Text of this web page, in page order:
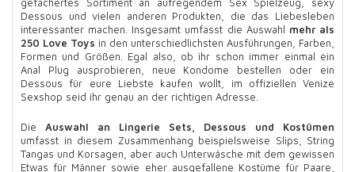
Dessous und vielen anderen Produkten, die das Liebesleben
interessanter machen. Insgesamt umfasst die Auswahl mehr als
250 Love Toys in den unterschiedlichsten Ausführungen, Farben,
Formen und Größen. Egal also, ob ihr schon immer einmal ein
Anal Plug ausprobieren, neue Kondome bestellen oder ein
Dessous für eure Liebste kaufen wollt, im offiziellen Venize
Sexshop seid ihr genau an der richtigen Adresse.
Die Auswahl an Lingerie Sets, Dessous und Kostümen
umfasst in diesem Zusammenhang beispielsweise Slips, String
Tangas und Korsagen, aber auch Unterwäsche mit dem gewissen
Etwas für Männer sowie eher ausgefallene Kostüme für Paare,